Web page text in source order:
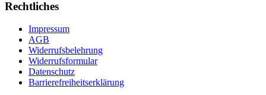
Rechtliches
Impressum
AGB
Widerrufsbelehrung
Widerrufsformular
Datenschutz
Barrierefreiheitserklärung